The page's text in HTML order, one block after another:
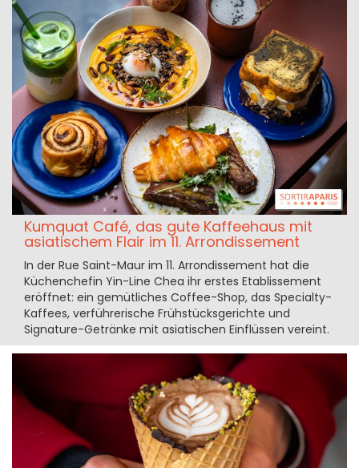
Kumquat Café, das gute Kaffeehaus mit
asiatischem Flair im 11. Arrondissement
In der Rue Saint-Maur im 11. Arrondissement hat die
Küchenchefin Yin-Line Chea ihr erstes Etablissement
eröffnet: ein gemütliches Coffee-Shop, das Specialty-
Kaffees, verführerische Frühstücksgerichte und
Signature-Getränke mit asiatischen Einflüssen vereint.